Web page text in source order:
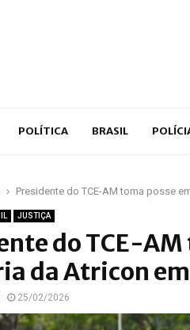
POLÍTICA BRASIL
Presidente do TCE-AM toma posse
JUSTIÇA
do TCE-
da Atricon
25/02/2026